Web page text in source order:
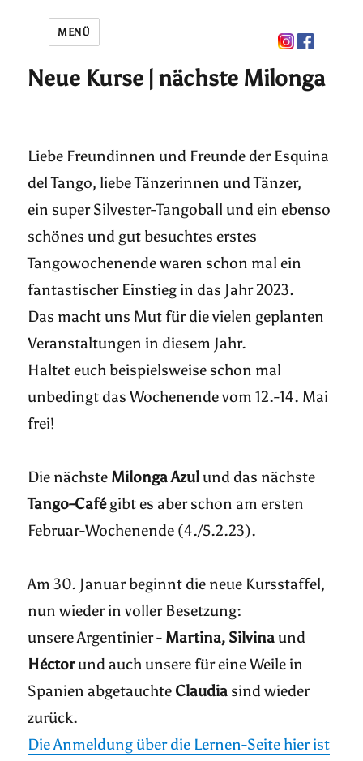
MENÜ
Neue Kurse | nächste Milonga
Liebe Freundinnen und Freunde der Esquina
del Tango, liebe Tänzerinnen und Tänzer,
ein super Silvester-Tangoball und ein ebenso
schönes und gut besuchtes erstes
Tangowochenende waren schon mal ein
fantastischer Einstieg in das Jahr 2023.
Das macht uns Mut für die vielen geplanten
Veranstaltungen in diesem Jahr.
Haltet euch beispielsweise schon mal
unbedingt das Wochenende vom 12.-14. Mai
frei!
Die nächste Milonga Azul und das nächste
Tango-Cafégibt es aber schon am ersten
Februar-Wochenende (4./5.2.23).
Am 30. Januar beginnt die neue Kursstaffel,
nun wieder in voller Besetzung:
unsere Argentinier - Martina, Silvina und
Héctorund auch unsere für eine Weile in
Spanien abgetauchte Claudia sind wieder
zurück.
Die Anmeldung über die Lernen-Seite hier ist